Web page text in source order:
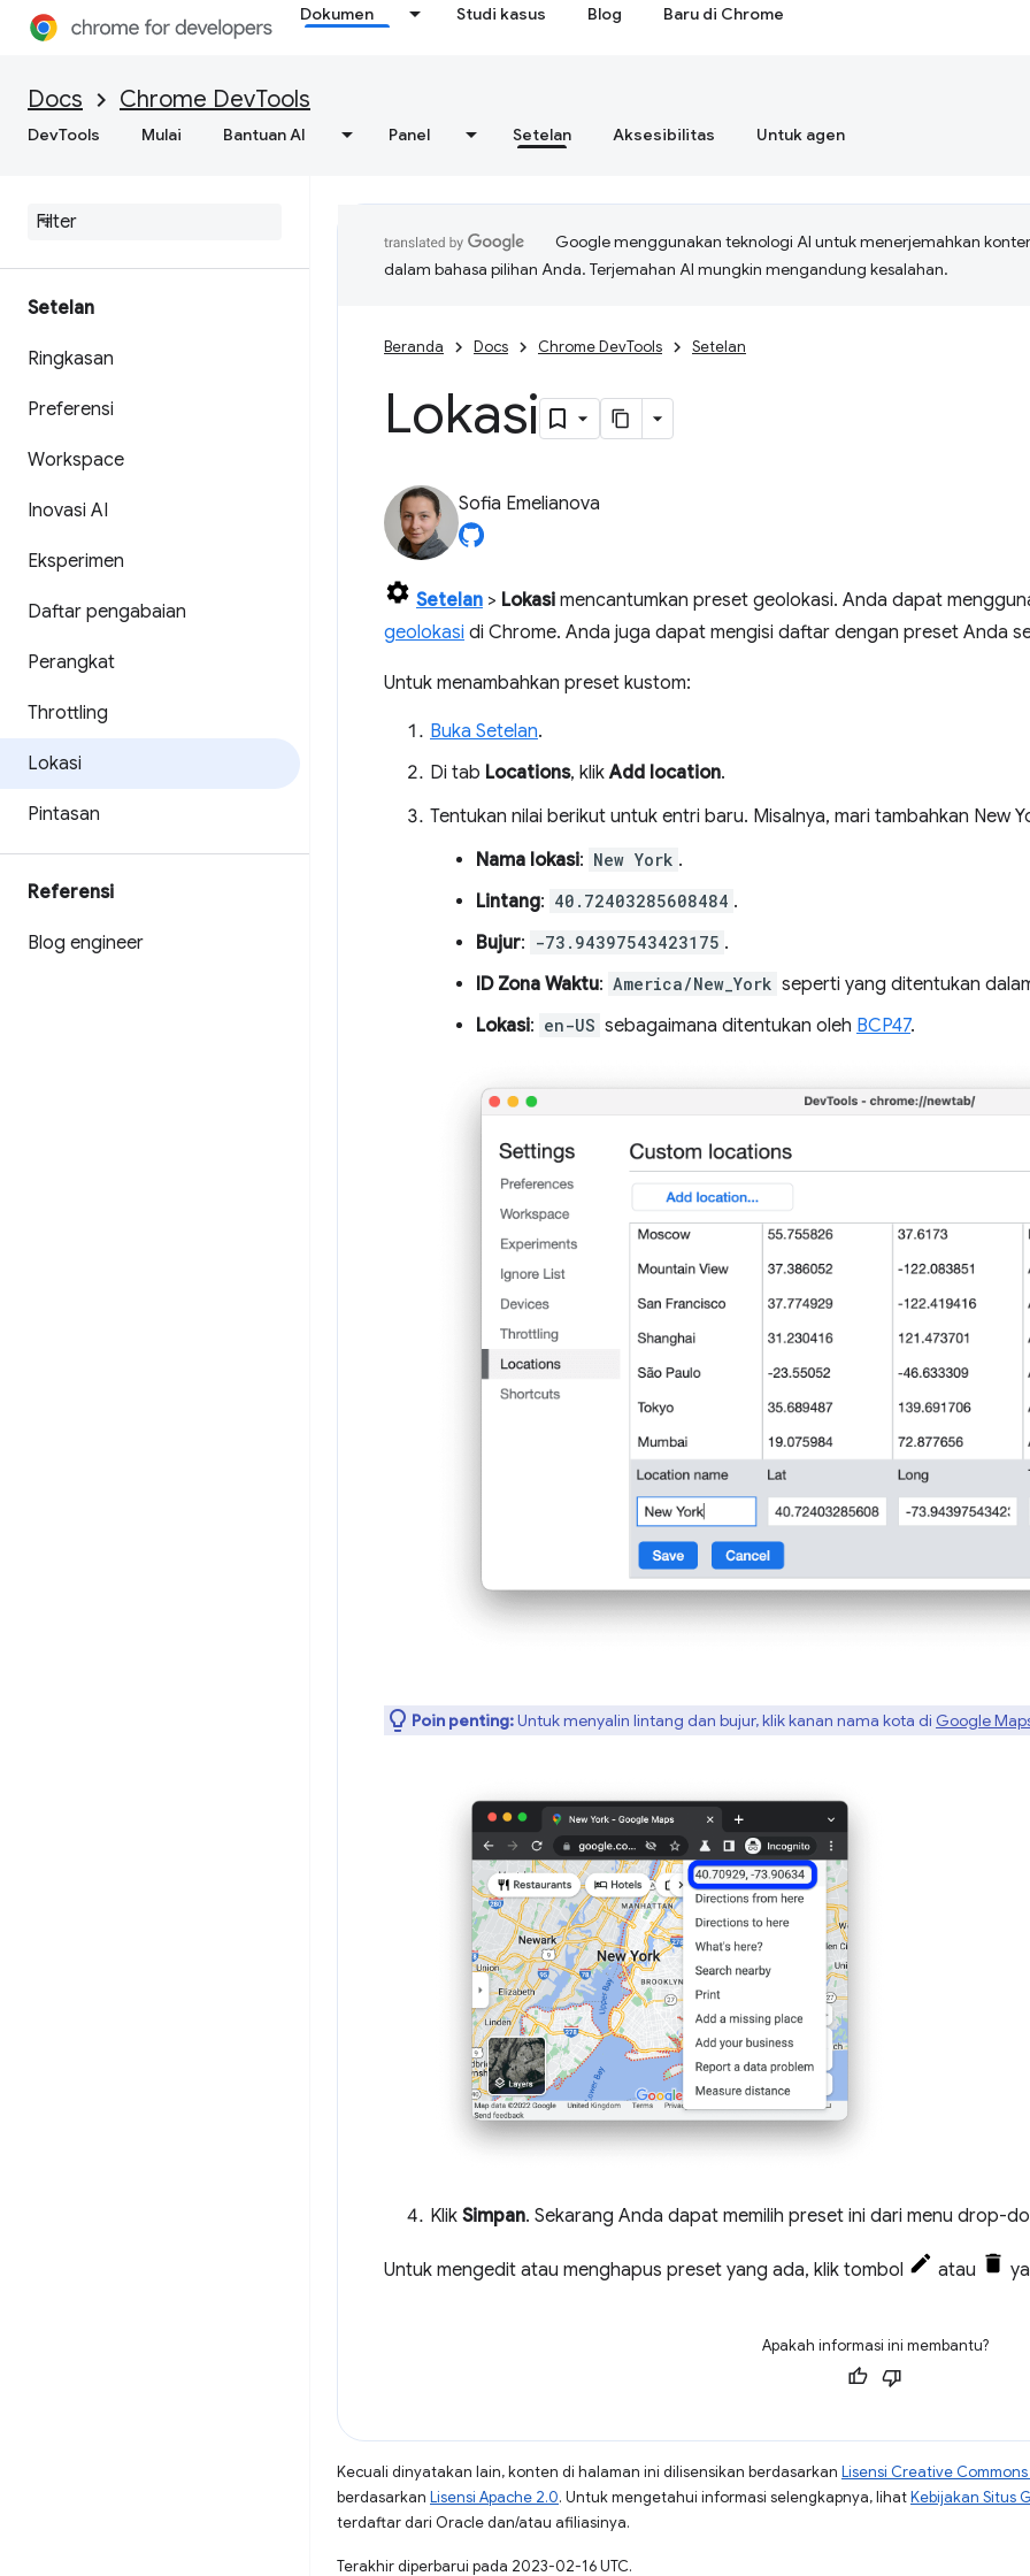
Dokumen Studi kasus Blog Baru di Chrome
Docs Chrome DevTools
DevTools Mulai Bantuan AI Panel Setelan Aksesibilitas Untuk agen
Setelan
Ringkasan
Preferensi
Workspace
Inovasi AI
Eksperimen
Daftar pengabaian
Perangkat
Throttling
Lokasi
Pintasan
Referensi
Blog engineer
Google menggunakan teknologi AI untuk menerjemahkan
dalam bahasa pilihan Anda. Terjemahan AI mungkin mengandung kesalahan.
Beranda Docs Chrome DevTools Setelan
Lokasi
Sofia Emelianova
Setelan > Lokasi mencantumkan preset geolokasi. Anda dapat
geolokasi di Chrome. Anda juga dapat mengisi daftar dengan preset Anda
Untuk menambahkan preset kustom:
Buka Setelan.
Di tab Locations, klikAdd location.
Tentukan nilai berikut untuk entri baru. Misalnya, mari tambahkan New
Nama lokasi: New York .
Lintang: 40.72403285608484 .
Bujur: -73.94397543423175 .
ID Zona Waktu: America/New_York seperti yang ditentukan
Lokasi: en-US sebagaimana ditentukan oleh BCP47.
Poin penting:Untuk menyalin lintang dan bujur, klik kanan nama kota di Google
Klik Simpan. Sekarang Anda dapat memilih preset ini dari menu drop-
Untuk mengedit atau menghapus preset yang ada, klik tombol atau
Apakah informasi ini membantu?
Kecuali dinyatakan lain, konten di halaman ini dilisensikan berdasarkan Lisensi Creative
berdasarkan Lisensi Apache 2.0. Untuk mengetahui informasi selengkapnya, lihatKebijakan Situs
terdaftar dari Oracle dan/atau afiliasinya.
Terakhir diperbarui pada 2023-02-16 UTC.